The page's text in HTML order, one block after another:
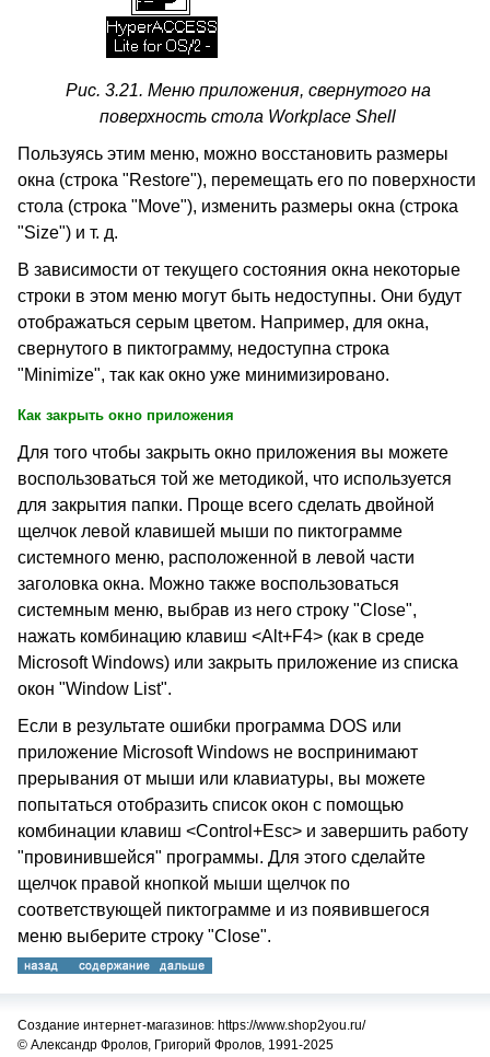
Рис. 3.21. Меню приложения, свернутого на
поверхность стола Workplace Shell
Пользуясь этим меню, можно восстановить размеры
окна (строка "Restore"), перемещать его по поверхности
стола (строка "Move"), изменить размеры окна (строка
"Size") и т. д.
В зависимости от текущего состояния окна некоторые
строки в этом меню могут быть недоступны. Они будут
отображаться серым цветом. Например, для окна,
свернутого в пиктограмму, недоступна строка
"Minimize", так как окно уже минимизировано.
Как закрыть окно приложения
Для того чтобы закрыть окно приложения вы можете
воспользоваться той же методикой, что используется
для закрытия папки. Проще всего сделать двойной
щелчок левой клавишей мыши по пиктограмме
системного меню, расположенной в левой части
заголовка окна. Можно также воспользоваться
системным меню, выбрав из него строку "Close",
нажать комбинацию клавиш <Alt+F4> (как в среде
Microsoft Windows) или закрыть приложение из списка
окон "Window List".
Если в результате ошибки программа DOS или
приложение Microsoft Windows не воспринимают
прерывания от мыши или клавиатуры, вы можете
попытаться отобразить список окон с помощью
комбинации клавиш <Control+Esc> и завершить работу
"провинившейся" программы. Для этого сделайте
щелчок правой кнопкой мыши щелчок по
соответствующей пиктограмме и из появившегося
меню выберите строку "Close".
Создание интернет-магазинов: https://www.shop2you.ru/
© Александр Фролов, Григорий Фролов, 1991-2025